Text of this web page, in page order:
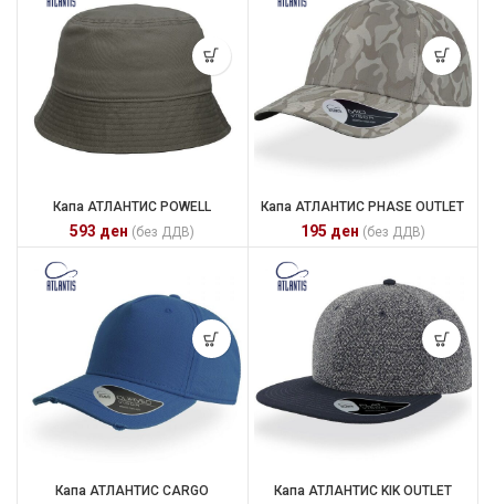
Капа АТЛАНТИС POWELL
593 ден (без ДДВ)
Капа АТЛАНТИС PHASE OUTLET
195 ден (без ДДВ)
Капа АТЛАНТИС CARGO Капа АТЛАНТИС KIK OUTLET